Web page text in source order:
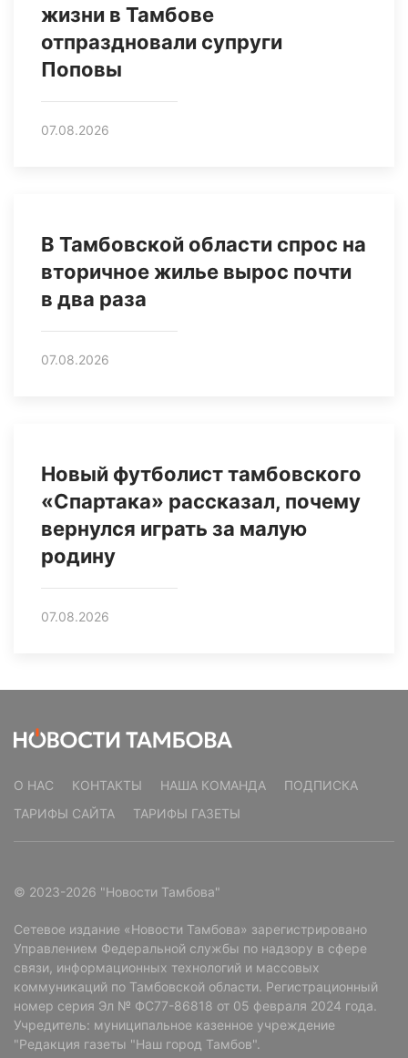
жизни в Тамбове
отпраздновали супруги
Поповы
07.08.2026
В Тамбовской области спрос на
вторичное жилье вырос почти
в два раза
07.08.2026
Новый футболист тамбовского
«Спартака» рассказал, почему
вернулся играть за малую
родину
07.08.2026
О НАС КОНТАКТЫ НАША КОМАНДА
ПОДПИСКА
ТАРИФЫ САЙТА
ТАРИФЫ ГАЗЕТЫ
© 2023-2026 "Новости Тамбова"
Сетевое издание «Новости Тамбова» зарегистрировано
Управлением Федеральной службы по надзору в сфере
связи, информационных технологий и массовых
коммуникаций по Тамбовской области. Регистрационный
номер серия Эл № ФС77-86818 от 05 февраля 2024 года.
Учредитель: муниципальное казенное учреждение
"Редакция газеты "Наш город Тамбов".